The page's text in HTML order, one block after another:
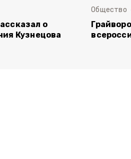
о
Кузнецова
Общество